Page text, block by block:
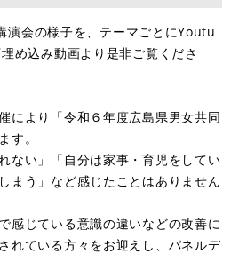
演会の様子を、テーマごとにYoutu
め込み動画より是非ご覧くださ
により「令和６年度広島県男女共同
す。
ない」「自分は家事・育児をしてい
まう」など感じたことはありません
感じている意識の違いなどの改善に
れている方々をお迎えし、パネルデ